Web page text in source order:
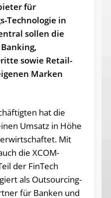
für
Technologie in
sollen die
sowie Retail-
Marken
hat die
Umsatz in Höhe
Mit
die XCOM-
der FinTech
als Outsourcing-
für Banken und